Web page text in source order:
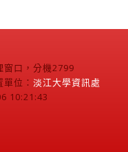
窗口，分機2799
位： 淡江大學資訊處
10:21:43